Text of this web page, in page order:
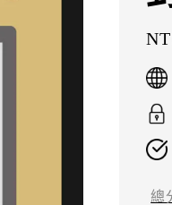
總